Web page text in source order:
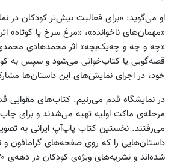
او می‌گوید: «برای فعالیت بیش‌تر کودکان در
«مهمان‌های ناخوانده»، «مرغ سرخ پا کوتاه»
«چه ‌و چه و چه‌یک‌بچه» اثر محمدهادی
قصه‌گویی یا کتاب‌خوانی می‌شود و سپس به
خود، در اجرای نمایش‌های این داستان‌ها
در نمایشگاه قدم می‌زنیم. کتاب‌های مقوایی
مرحله‌ی ماکت اولیه تهیه می‌شدند و برای چاپ
می‌رفتند. نخستین کتاب پاپ‌آپ ایرانی به
داستان‌هایی را که روی صفحه‌های گرامافون
شده‌اند و نشریه‌های ویژه‌ی کودکان در دهه‌ی ۲۰ را این‌جا می‌بینیم.